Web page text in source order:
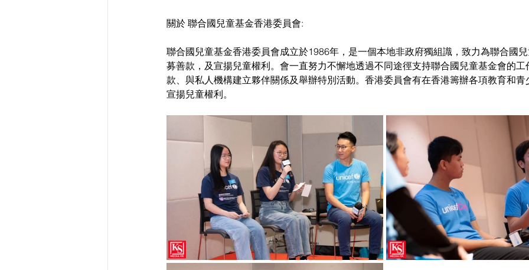
關於 聯合國兒童基金香港委員會:
聯合國兒童基金香港委員會成立於1986年，是一個本地非政府獨組識，致力為聯合國
募善款，及宣揚兒童權利。會一直努力不懈地透過不同途徑支持聯合國兒童基金會的
款、與私人機構建立夥伴關係及舉辦特別活動。香港委員會有在香港籌辦各項教育和
宣揚兒童權利。